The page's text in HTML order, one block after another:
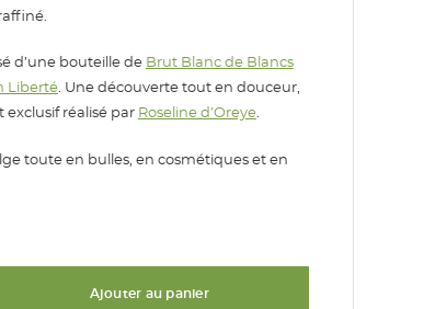
d’une bouteille de Brut Blanc de Blancs
Liberté. Une découverte tout en douceur,
exclusif réalisé par Roseline d’Oreye.
toute en bulles, en cosmétiques et en
Ajouter au panier